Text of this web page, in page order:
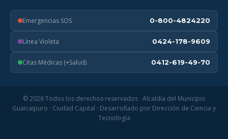
Emergencias SOS 0-800-4824220
Línea Violeta 0424-178-9609
Citas Médicas (+Salud) 0412-619-49-70
© 2026 Todos los derechos reservados · Alcaldía del Municipio
Guaicaipuro · Ciudad Capital · Desarrollado por Dirección de Ciencia y
Tecnología